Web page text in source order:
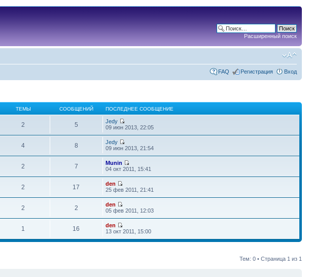
Расширенный поиск
FAQ Регистрация Вход
ТЕМЫ СООБЩЕНИЙ ПОСЛЕДНЕЕ СООБЩЕНИЕ
2 5
Jedy
09 июн 2013, 22:05
4 8
Jedy
09 июн 2013, 21:54
2 7
Munin
04 окт 2011, 15:41
2 17
den
25 фев 2011, 21:41
2 2
den
05 фев 2011, 12:03
1 16
den
13 окт 2011, 15:00
Тем: 0 • Страница 1 из 1